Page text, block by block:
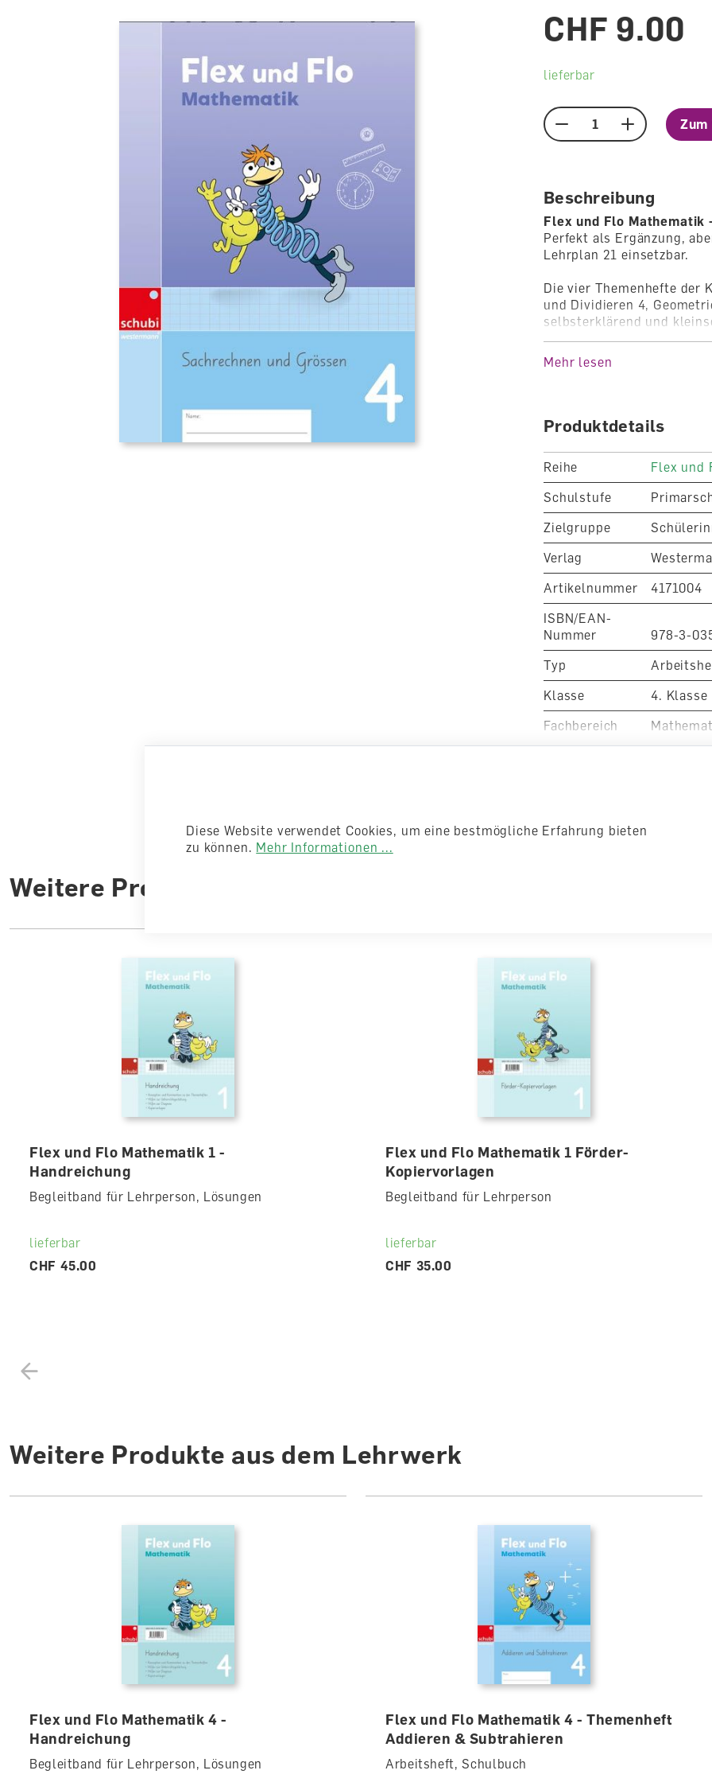
CHF 9.00
lieferbar
Menge Zum
Beschreibung
Flex und Flo Mathematik
Perfekt als Ergänzung,
Lehrplan 21 einsetzbar.
Die vier Themenhefte der
und Dividieren 4,
selbsterklärend und
auf drei Niveaustufen
ob lernstark oder
Unterricht teilnehmen. So
Für Überflieger gibt es
sich in den Themenheften
auseinandersetzen.
Mehr lesen
Produktdetails
Reihe
Flex und
Schulstufe
Zielgruppe
Verlag
Artikelnummer
4171004
ISBN/EAN-
Nummer
978-3-
Typ
Klasse
4. Klasse
Fachbereich
Weitere Produkte aus der Reihe
Flex und Flo Mathematik 1 -
Handreichung
Begleitband für Lehrperson, Lösungen
lieferbar
CHF 45.00
Flex und Flo Mathematik 1 Förder-
Kopiervorlagen
Begleitband für Lehrperson
lieferbar
CHF 35.00
Weitere Produkte aus dem Lehrwerk
Flex und Flo Mathematik 4 -
Handreichung
Begleitband für Lehrperson, Lösungen
Flex und Flo Mathematik 4 - Themenheft
Addieren & Subtrahieren
Arbeitsheft, Schulbuch
Diese Website verwendet Cookies, um eine bestmögliche Erfahrung bieten
zu können. Mehr Informationen ...